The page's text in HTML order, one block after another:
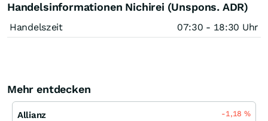
Handelsinformationen Nichirei (Unspons. ADR)
Handelszeit 07:30 - 18:30 Uhr
Mehr entdecken
Allianz -1,18%